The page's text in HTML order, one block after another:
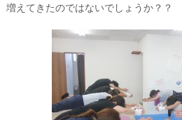
増えてきたのではないでしょうか？？